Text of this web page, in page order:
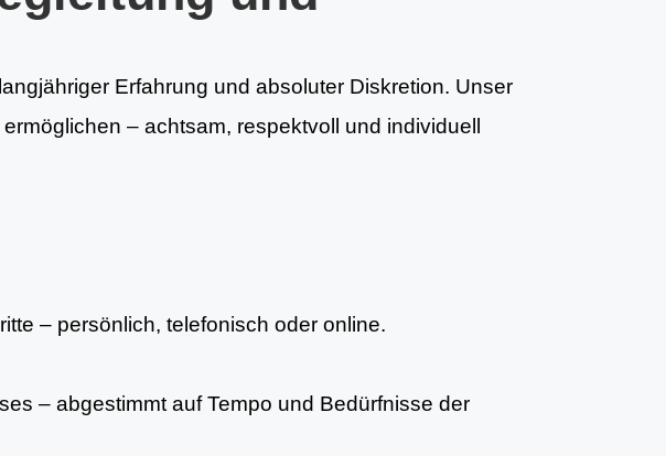
Erfahrung und absoluter Diskretion. Unser
– achtsam, respektvoll und individuell
– persönlich, telefonisch oder online.
– abgestimmt auf Tempo und Bedürfnisse der